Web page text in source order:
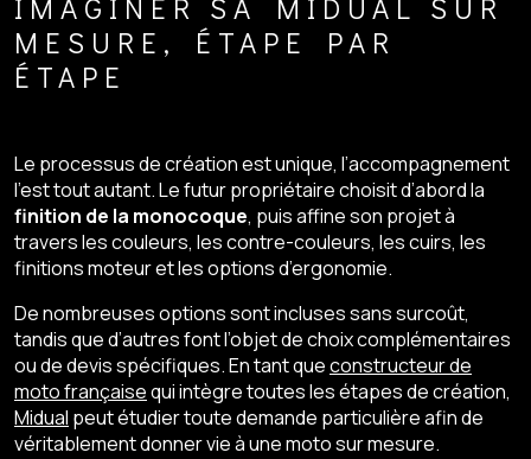
IMAGINER SA MIDUAL SUR
MESURE, ÉTAPE PAR
ÉTAPE
Le processus de création est unique, l’accompagnement
l’est tout autant. Le futur propriétaire choisit d’abord la
finition de la monocoque, puis affine son projet à
travers les couleurs, les contre-couleurs, les cuirs, les
finitions moteur et les options d’ergonomie.
De nombreuses options sont incluses sans surcoût,
tandis que d’autres font l’objet de choix complémentaires
ou de devis spécifiques. En tant queconstructeur de
moto françaisequi intègre toutes les étapes de création,
Midual peut étudier toute demande particulière afin de
véritablement donner vie à une moto sur mesure.